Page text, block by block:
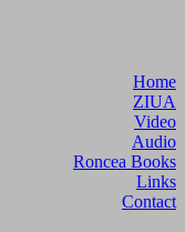
Home
ZIUA
Video
Audio
Roncea Books
Links
Contact